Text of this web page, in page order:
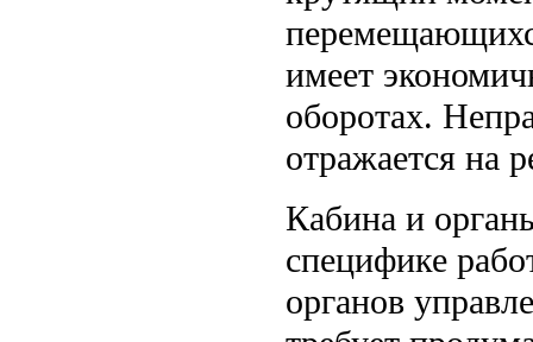
имеет
оборотах.
отражается на
Кабина и
специфике
органов